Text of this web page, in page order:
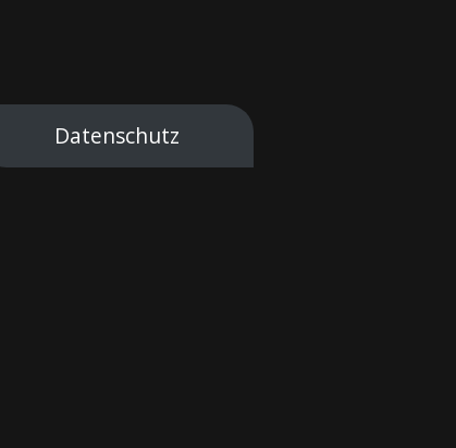
Datenschutz